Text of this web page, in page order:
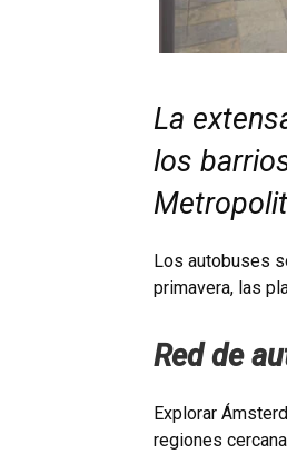
La
los
Los autobuses
primavera, las
Red de
Explorar
regiones